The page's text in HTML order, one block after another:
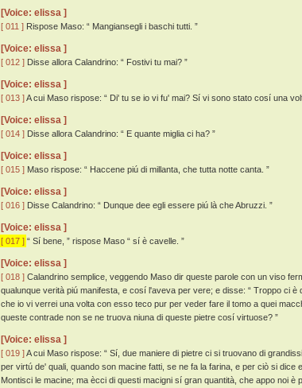
[Voice: elissa ]
[ 011 ] Rispose Maso: “ Mangiansegli i baschi tutti. ”
[Voice: elissa ]
[ 012 ] Disse allora Calandrino: “ Fostivi tu mai? ”
[Voice: elissa ]
[ 013 ]A cui Maso rispose: “ Di' tu se io vi fu' mai? Sí vi sono stato cosí una
[Voice: elissa ]
[ 014 ] Disse allora Calandrino: “ E quante miglia ci ha? ”
[Voice: elissa ]
[ 015 ] Maso rispose: “ Haccene piú di millanta, che tutta notte canta. ”
[Voice: elissa ]
[ 016 ] Disse Calandrino: “ Dunque dee egli essere piú là che Abruzzi. ”
[Voice: elissa ]
[ 017 ] “ Sí bene, ” rispose Maso “ sí è cavelle. ”
[Voice: elissa ]
[ 018 ] Calandrino semplice, veggendo Maso dir queste parole con un viso
qualunque verità piú manifesta, e cosí l'aveva per vere; e disse: “ Troppo ci
che io vi verrei una volta con esso teco pur per veder fare il tomo a quei
queste contrade non se ne truova niuna di queste pietre cosí virtuose? ”
[Voice: elissa ]
[ 019 ]A cui Maso rispose: “ Sí, due maniere di pietre ci si truovano di
per virtú de' quali, quando son macine fatti, se ne fa la farina, e per ciò si dice
Montisci le macine; ma ècci di questi macigni sí gran quantità, che appo noi